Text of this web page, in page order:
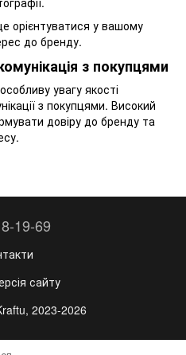
орієнтуватися у вашому
до бренду.
з покупцями
увагу якості
з покупцями. Високий
довіру до бренду та
19-69
сайту
2023-2026